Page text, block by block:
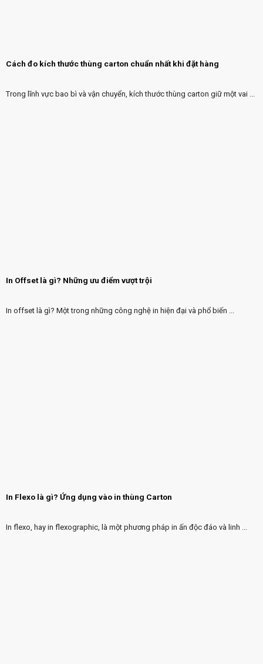
Cách đo kích thước thùng carton chuẩn nhất khi đặt hàng
Trong lĩnh vực bao bì và vận chuyển, kích thước thùng carton giữ một vai ...
In Offset là gì? Những ưu điểm vượt trội
In offset là gì? Một trong những công nghệ in hiện đại và phổ biến ...
In Flexo là gì? Ứng dụng vào in thùng Carton
In flexo, hay in flexographic, là một phương pháp in ấn độc đáo và linh ...